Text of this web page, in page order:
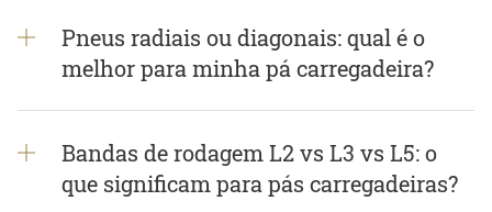
Pneus radiais ou diagonais: qual é o
melhor para minha pá carregadeira?
Bandas de rodagem L2 vs L3 vs L5: o
que significam para pás carregadeiras?